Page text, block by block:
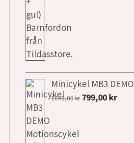
Minicykel MB3 DEMO
1649,00kr Det
799,00 kr